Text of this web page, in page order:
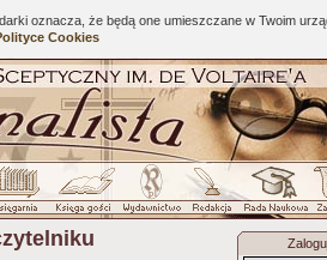
oznacza, że będą one umieszczane w Twoim
Cookies